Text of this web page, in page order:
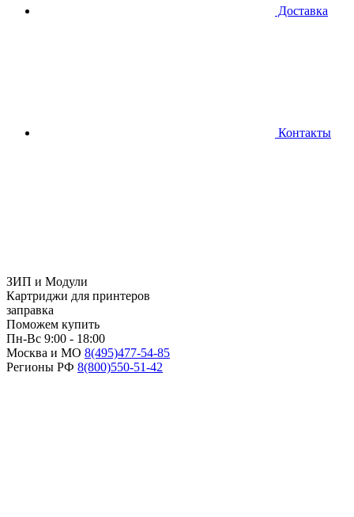
Доставка
Контакты
ЗИП и Модули
Картриджи для принтеров
заправка
Поможем купить
Пн-Вс 9:00 - 18:00
Москва и МО 8(495)477-54-85
Регионы РФ 8(800)550-51-42